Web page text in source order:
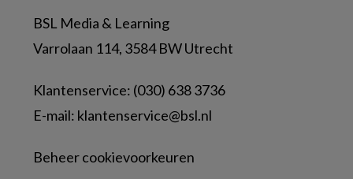
BSL Media & Learning
Varrolaan 114, 3584 BW Utrecht
Klantenservice: (030) 638 3736
E-mail: klantenservice@bsl.nl
Beheer cookievoorkeuren